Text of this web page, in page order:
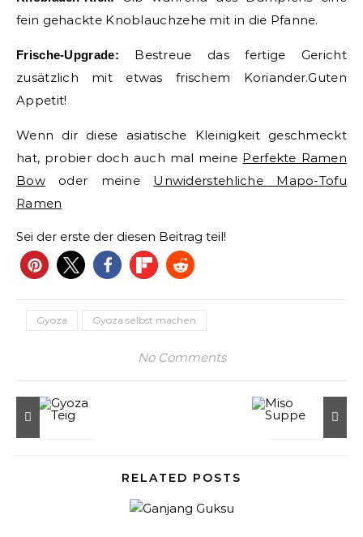
fein gehackte Knoblauchzehe mit in die Pfanne.
Frische-Upgrade:
Bestreue das fertige Gericht
zusätzlich mit etwas frischem Koriander.Guten
Appetit!
Wenn dir diese asiatische Kleinigkeit geschmeckt
hat, probier doch auch mal meine Perfekte Ramen
Bowoder meine Unwiderstehliche Mapo-Tofu
Ramen
Sei der erste der diesen Beitrag teil!
Gyoza Gyoza selbst machen
No Comments
RELATED POSTS